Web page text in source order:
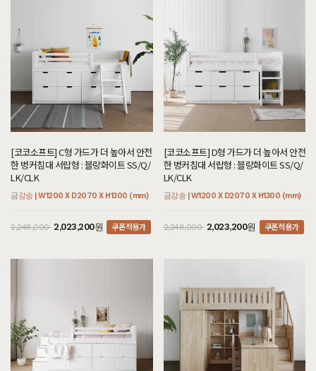
[코코소프트] C형 가드가 더 높아서 안전
한 벙커침대 서랍형 : 블랑화이트 SS/Q/
LK/CLK
금강송 | W1200 X D2070 X H1300 (mm)
2,248,000 2,023,200원 쿠폰적용가
[코코소프트] D형 가드가 더 높아서 안전
한 벙커침대 서랍형 : 블랑화이트 SS/Q/
LK/CLK
금강송 | W1200 X D2070 X H1300 (mm)
2,248,000 2,023,200원 쿠폰적용가